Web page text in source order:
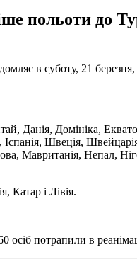
польоти до
в суботу, 21 березня,
Данія, Домініка,
Швеція,
Мавританія, Непал,
Катар і Лівія.
осіб потрапили в